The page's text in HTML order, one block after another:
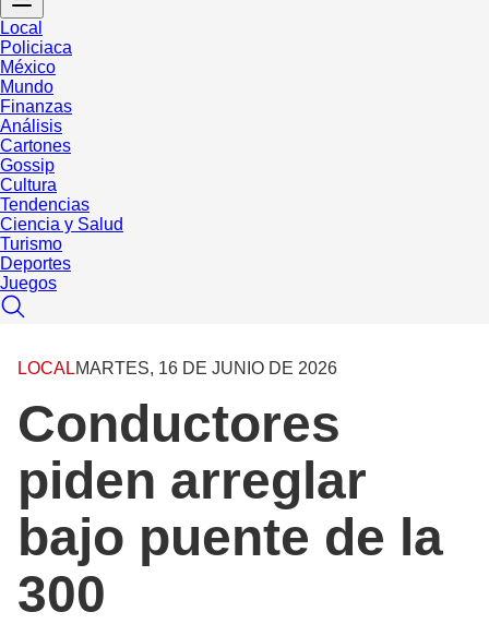
Local
Policiaca
México
Mundo
Finanzas
Análisis
Cartones
Gossip
Cultura
Tendencias
Ciencia y Salud
Turismo
Deportes
Juegos
LOCALMARTES, 16 DE JUNIO DE 2026
Conductores
piden arreglar
bajo puente de la
300